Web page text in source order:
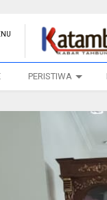
PERISTIWA